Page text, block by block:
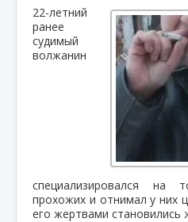
22-летний
ранее
судимый
волжанин
специализировался
прохожих и отнимал у них
его жертвами становились